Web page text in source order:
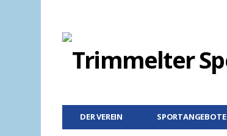
DER VEREIN SPORTANGEBOTE